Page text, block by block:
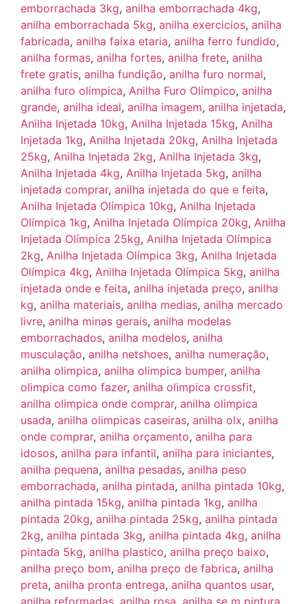
emborrachada 3kg, anilha emborrachada 4kg,
anilha emborrachada 5kg, anilha exercicios, anilha
fabricada, anilha faixa etaria, anilha ferro fundido,
anilha formas, anilha fortes, anilha frete, anilha
frete gratis, anilha fundição, anilha furo normal,
anilha furo olimpica, Anilha Furo Olímpico, anilha
grande, anilha ideal, anilha imagem, anilha injetada,
Anilha Injetada 10kg, Anilha Injetada 15kg, Anilha
Injetada 1kg, Anilha Injetada 20kg, Anilha Injetada
25kg, Anilha Injetada 2kg, Anilha Injetada 3kg,
Anilha Injetada 4kg, Anilha Injetada 5kg, anilha
injetada comprar, anilha injetada do que e feita,
Anilha Injetada Olímpica 10kg, Anilha Injetada
Olímpica 1kg, Anilha Injetada Olímpica 20kg, Anilha
Injetada Olímpica 25kg, Anilha Injetada Olímpica
2kg, Anilha Injetada Olímpica 3kg, Anilha Injetada
Olímpica 4kg, Anilha Injetada Olímpica 5kg, anilha
injetada onde e feita, anilha injetada preço, anilha
kg, anilha materiais, anilha medias, anilha mercado
livre, anilha minas gerais, anilha modelas
emborrachados, anilha modelos, anilha
musculação, anilha netshoes, anilha numeração,
anilha olimpica, anilha olimpica bumper, anilha
olimpica como fazer, anilha olimpica crossfit,
anilha olimpica onde comprar, anilha olimpica
usada, anilha olimpicas caseiras, anilha olx, anilha
onde comprar, anilha orçamento, anilha para
idosos, anilha para infantil, anilha para iniciantes,
anilha pequena, anilha pesadas, anilha peso
emborrachada, anilha pintada, anilha pintada 10kg,
anilha pintada 15kg, anilha pintada 1kg, anilha
pintada 20kg, anilha pintada 25kg, anilha pintada
2kg, anilha pintada 3kg, anilha pintada 4kg, anilha
pintada 5kg, anilha plastico, anilha preço baixo,
anilha preço bom, anilha preço de fabrica, anilha
preta, anilha pronta entrega, anilha quantos usar,